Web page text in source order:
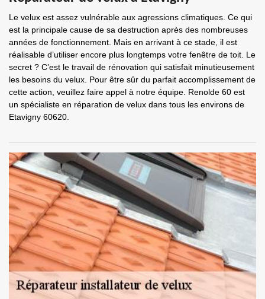
Le velux est assez vulnérable aux agressions climatiques. Ce qui
est la principale cause de sa destruction après des nombreuses
années de fonctionnement. Mais en arrivant à ce stade, il est
réalisable d’utiliser encore plus longtemps votre fenêtre de toit. Le
secret ? C’est le travail de rénovation qui satisfait minutieusement
les besoins du velux. Pour être sûr du parfait accomplissement de
cette action, veuillez faire appel à notre équipe. Renolde 60 est
un spécialiste en réparation de velux dans tous les environs de
Etavigny 60620.